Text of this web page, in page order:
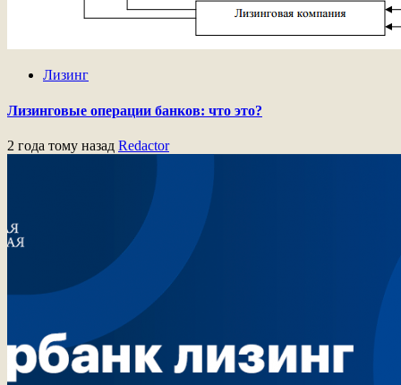
Лизинг
Лизинговые операции банков: что это?
2 года тому назад Redactor